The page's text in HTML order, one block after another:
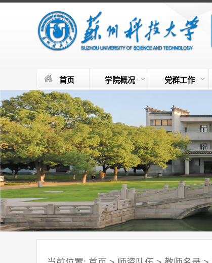
首页 学院概况 党群工作